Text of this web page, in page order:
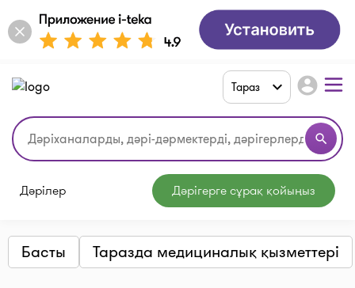
search
Тараз account_circle
Дәрілер Дәрігерге сұрақ қойыңыз
Басты Таразда медициналық қызметтері